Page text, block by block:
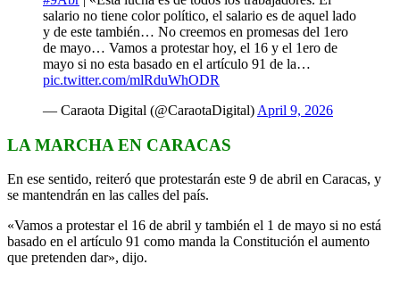
salario no tiene color político, el salario es de aquel lado
y de este también… No creemos en promesas del 1ero
de mayo… Vamos a protestar hoy, el 16 y el 1ero de
mayo si no esta basado en el artículo 91 de la…
pic.twitter.com/mlRduWhODR
— Caraota Digital (@CaraotaDigital) April 9, 2026
LA MARCHA EN CARACAS
En ese sentido, reiteró que protestarán este 9 de abril en Caracas, y
se mantendrán en las calles del país.
«Vamos a protestar el 16 de abril y también el 1 de mayo si no está
basado en el artículo 91 como manda la Constitución el aumento
que pretenden dar», dijo.